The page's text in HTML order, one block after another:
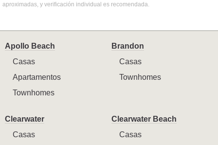
aproximadas, y verificación individual es recomendada.
Apollo Beach
Casas
Apartamentos
Townhomes
Brandon
Casas
Townhomes
Clearwater
Casas
Clearwater Beach
Casas